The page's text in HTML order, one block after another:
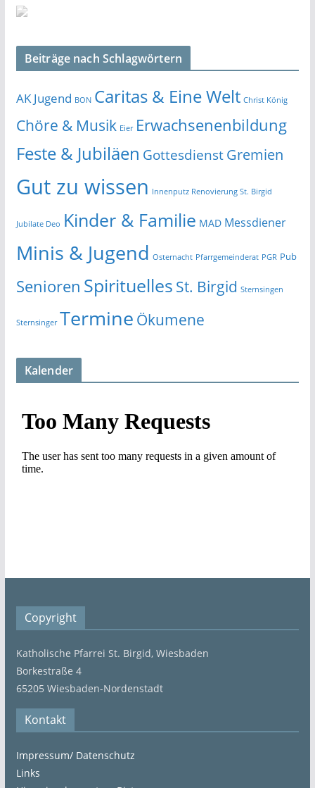
Beiträge nach Schlagwörtern
AK Jugend BON Caritas & Eine Welt Christ König
Chöre & Musik Eier Erwachsenenbildung
Feste & Jubiläen GottesdienstGremien
Gut zu wissen Innenputz Renovierung St. Birgid
Jubilate Deo Kinder & Familie MAD Messdiener
Minis & Jugend Osternacht Pfarrgemeinderat PGR Pub
Senioren Spirituelles St. Birgid Sternsingen
Sternsinger Termine Ökumene
Kalender
Copyright
Katholische Pfarrei St. Birgid, Wiesbaden
Borkestraße 4
65205 Wiesbaden-Nordenstadt
Kontakt
Impressum/ Datenschutz
Links